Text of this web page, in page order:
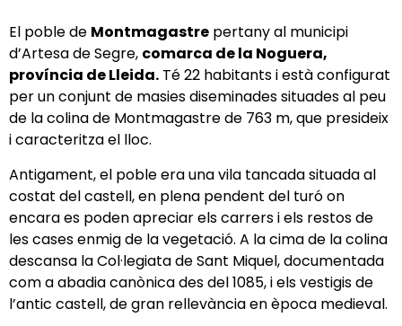
El poble de Montmagastre pertany al municipi
d’Artesa de Segre, comarca de la Noguera,
província de Lleida. Té 22 habitants i està configurat
per un conjunt de masies diseminades situades al peu
de la colina de Montmagastre de 763 m, que presideix
i caracteritza el lloc.
Antigament, el poble era una vila tancada situada al
costat del castell, en plena pendent del turó on
encara es poden apreciar els carrers i els restos de
les cases enmig de la vegetació. A la cima de la colina
descansa la Col·legiata de Sant Miquel, documentada
com a abadia canònica des del 1085, i els vestigis de
l’antic castell, de gran rellevància en època medieval.